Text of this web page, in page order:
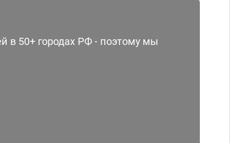
в 50+ городах РФ - поэтому мы